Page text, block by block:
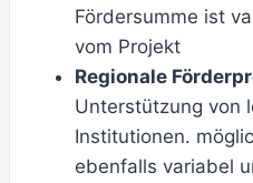
Fördersumme ist
vom Projekt
Regionale
Unterstützung von
Institutionen.
ebenfalls variabel